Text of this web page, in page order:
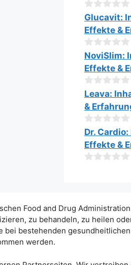
n
5
0
v
o
n
5
Glucavit:
Effekte &
0
v
o
n
5
NoviSlim:
Effekte &
0
v
o
n
5
Leava:
&
0
v
o
n
Dr.
Effekte &
5
Food and Drug
zu behandeln, zu heilen
bestehenden
werden.